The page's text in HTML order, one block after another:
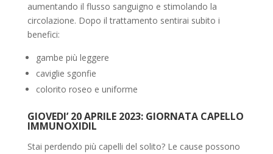
aumentando il flusso sanguigno e stimolando la
circolazione. Dopo il trattamento sentirai subito i
benefici:
gambe più leggere
caviglie sgonfie
colorito roseo e uniforme
GIOVEDI’ 20 APRILE 2023: GIORNATA CAPELLO
IMMUNOXIDIL
Stai perdendo più capelli del solito? Le cause possono